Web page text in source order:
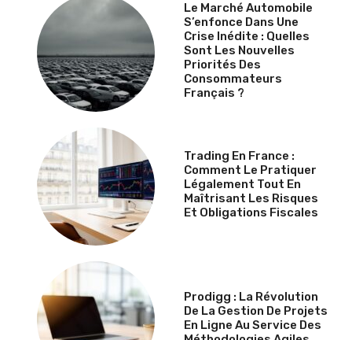
Le Marché Automobile
S’enfonce Dans Une
Crise Inédite : Quelles
Sont Les Nouvelles
Priorités Des
Consommateurs
Français ?
Trading En France :
Comment Le Pratiquer
Légalement Tout En
Maîtrisant Les Risques
Et Obligations Fiscales
Prodigg : La Révolution
De La Gestion De Projets
En Ligne Au Service Des